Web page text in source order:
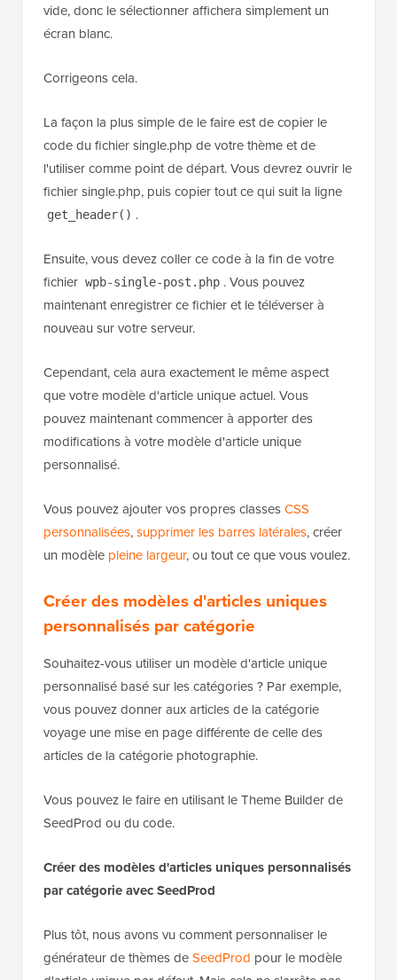
vide, donc le sélectionner affichera simplement un
écran blanc.
Corrigeons cela.
La façon la plus simple de le faire est de copier le
code du fichier single.php de votre thème et de
l'utiliser comme point de départ. Vous devrez ouvrir le
fichier single.php, puis copier tout ce qui suit la ligne
get_header() .
Ensuite, vous devez coller ce code à la fin de votre
fichier wpb-single-post.php . Vous pouvez
maintenant enregistrer ce fichier et le téléverser à
nouveau sur votre serveur.
Cependant, cela aura exactement le même aspect
que votre modèle d'article unique actuel. Vous
pouvez maintenant commencer à apporter des
modifications à votre modèle d'article unique
personnalisé.
Vous pouvez ajouter vos propres classesCSS
personnalisées,supprimer les barres latérales, créer
un modèle pleine largeur, ou tout ce que vous voulez.
Créer des modèles d'articles uniques
personnalisés par catégorie
Souhaitez-vous utiliser un modèle d'article unique
personnalisé basé sur les catégories ? Par exemple,
vous pouvez donner aux articles de la catégorie
voyage une mise en page différente de celle des
articles de la catégorie photographie.
Vous pouvez le faire en utilisant le Theme Builder de
SeedProd ou du code.
Créer des modèles d'articles uniques personnalisés
par catégorie avec SeedProd
Plus tôt, nous avons vu comment personnaliser le
générateur de thèmes deSeedProd pour le modèle